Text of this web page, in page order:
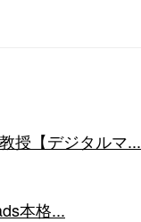
授【デジタルマ...
本格...